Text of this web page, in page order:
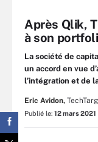
Après Qlik,
à son
La société de
un accord en vue
l’intégration et de
Eric Avidon,
Publié le: 12 mars 2021